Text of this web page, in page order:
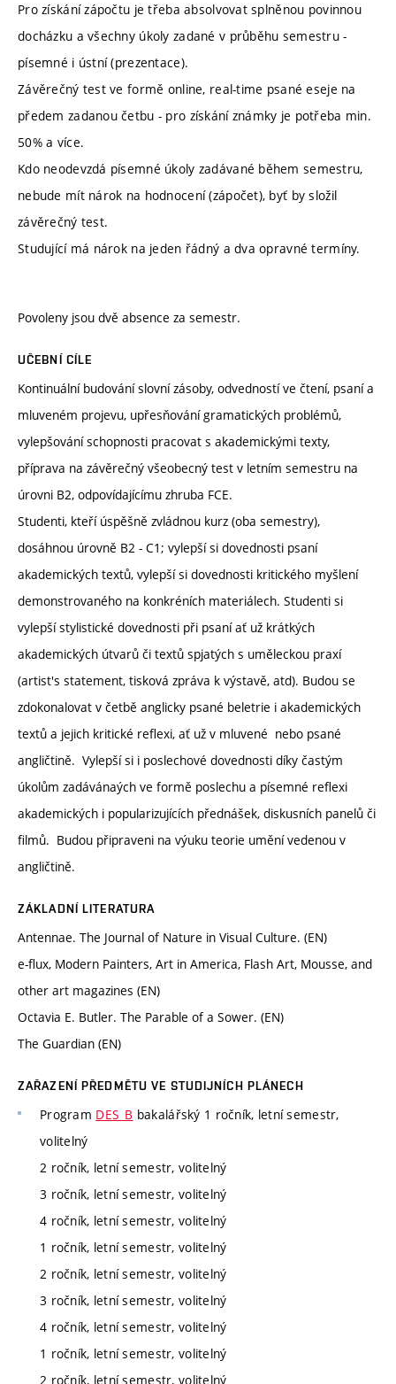
Pro získání zápočtu je třeba absolvovat splněnou povinnou
docházku a všechny úkoly zadané v průběhu semestru -
písemné i ústní (prezentace).
Závěrečný test ve formě online, real-time psané eseje na
předem zadanou četbu - pro získání známky je potřeba min.
50% a více.
Kdo neodevzdá písemné úkoly zadávané během semestru,
nebude mít nárok na hodnocení (zápočet), byť by složil
závěrečný test.
Studující má nárok na jeden řádný a dva opravné termíny.
Povoleny jsou dvě absence za semestr.
UČEBNÍ CÍLE
Kontinuální budování slovní zásoby, odvedností ve čtení, psaní a
mluveném projevu, upřesňování gramatických problémů,
vylepšování schopnosti pracovat s akademickými texty,
příprava na závěrečný všeobecný test v letním semestru na
úrovni B2, odpovídajícímu zhruba FCE.
Studenti, kteří úspěšně zvládnou kurz (oba semestry),
dosáhnou úrovně B2 - C1; vylepší si dovednosti psaní
akademických textů, vylepší si dovednosti kritického myšlení
demonstrovaného na konkréních materiálech. Studenti si
vylepší stylistické dovednosti při psaní ať už krátkých
akademických útvarů či textů spjatých s uměleckou praxí
(artist's statement, tisková zpráva k výstavě, atd). Budou se
zdokonalovat v četbě anglicky psané beletrie i akademických
textů a jejich kritické reflexi, ať už v mluvené nebo psané
angličtině. Vylepší si i poslechové dovednosti díky častým
úkolům zadávánaých ve formě poslechu a písemné reflexi
akademických i popularizujících přednášek, diskusních panelů či
filmů. Budou připraveni na výuku teorie umění vedenou v
angličtině.
ZÁKLADNÍ LITERATURA
Antennae. The Journal of Nature in Visual Culture. (EN)
e-flux, Modern Painters, Art in America, Flash Art, Mousse, and
other art magazines (EN)
Octavia E. Butler. The Parable of a Sower. (EN)
The Guardian (EN)
ZAŘAZENÍ PŘEDMĚTU VE STUDIJNÍCH PLÁNECH
Program DES_B bakalářský 1 ročník, letní semestr,
volitelný
2 ročník, letní semestr, volitelný
3 ročník, letní semestr, volitelný
4 ročník, letní semestr, volitelný
1 ročník, letní semestr, volitelný
2 ročník, letní semestr, volitelný
3 ročník, letní semestr, volitelný
4 ročník, letní semestr, volitelný
1 ročník, letní semestr, volitelný
2 ročník, letní semestr, volitelný